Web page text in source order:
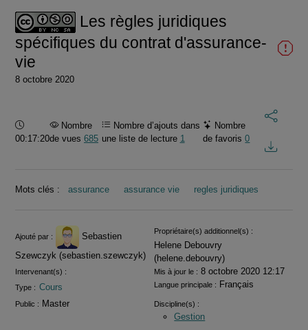
Les règles juridiques
spécifiques du contrat d'assurance-
vie
8 octobre 2020
Durée :
00:17:20
Nombre
de vues 685
Nombre d’ajouts dans
une liste de lecture 1
Nombre
de favoris0
Mots clés : assurance assurance vie regles juridiques
Informations
Ajouté par :
Sebastien
Szewczyk (sebastien.szewczyk)
Propriétaire(s) additionnel(s) :
Helene Debouvry
(helene.debouvry)
Intervenant(s) : Mis à jour le : 8 octobre 2020 12:17
Type : Cours Langue principale : Français
Public : Master Discipline(s) :
Gestion